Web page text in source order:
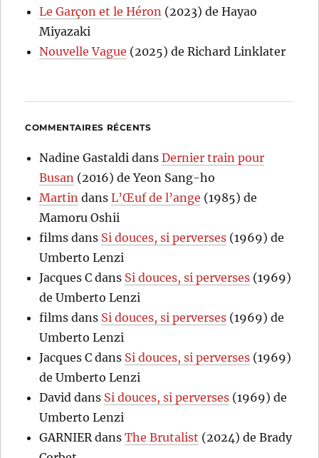
Le Garçon et le Héron (2023) de Hayao
Miyazaki
Nouvelle Vague (2025) de Richard Linklater
COMMENTAIRES RÉCENTS
Nadine Gastaldi dansDernier train pour
Busan (2016) de Yeon Sang-ho
Martin dansL’Œuf de l’ange (1985) de
Mamoru Oshii
films dans Si douces, si perverses (1969) de
Umberto Lenzi
Jacques C dans Si douces, si perverses (1969)
de Umberto Lenzi
films dans Si douces, si perverses (1969) de
Umberto Lenzi
Jacques C dans Si douces, si perverses (1969)
de Umberto Lenzi
David dans Si douces, si perverses (1969) de
Umberto Lenzi
GARNIERdansThe Brutalist (2024) de Brady